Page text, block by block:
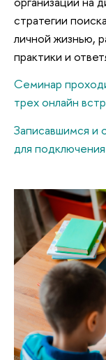
стратегии
личной жизнью,
практики и
Семинар
трех онлайн
Записавшимся и
для